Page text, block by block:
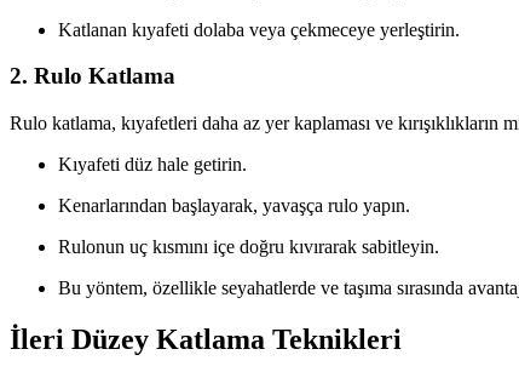
Katlanan kıyafeti dolaba veya çekmeceye yerleştirin.
2. Rulo Katlama
Rulo katlama, kıyafetleri daha az yer kaplaması ve
Kıyafeti düz hale getirin.
Kenarlarından başlayarak, yavaşça rulo yapın.
Rulonun uç kısmını içe doğru kıvırarak sabitleyin.
Bu yöntem, özellikle seyahatlerde ve taşıma sırasında
İleri Düzey Katlama Teknikleri